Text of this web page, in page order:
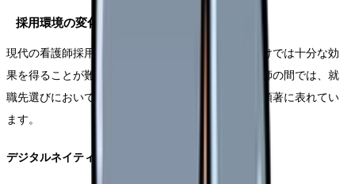
採用環境の変化と動画の影響力
現代の看護師採用市場において、従来の採用手法だけでは十分な効
果を得ることが難しくなっています。特に若手看護師の間では、就
職先選びにおいて動画コンテンツを重視する傾向が顕著に表れてい
ます。
デジタルネイティブ世代の台頭